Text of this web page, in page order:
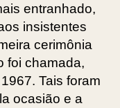
entranhado,
insistentes
cerimônia
foi chamada,
Tais foram
ocasião e a